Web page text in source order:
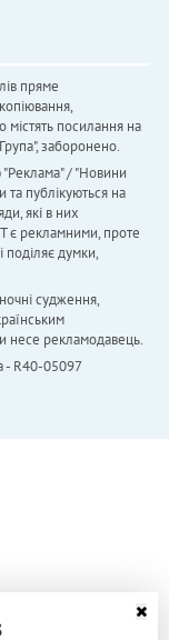
пряме
містять посилання на
заборонено.
"Реклама" / "Новини
публікуються на
які в них
є рекламними, проте
поділяє думки,
судження,
несе рекламодавець.
- R40-05097